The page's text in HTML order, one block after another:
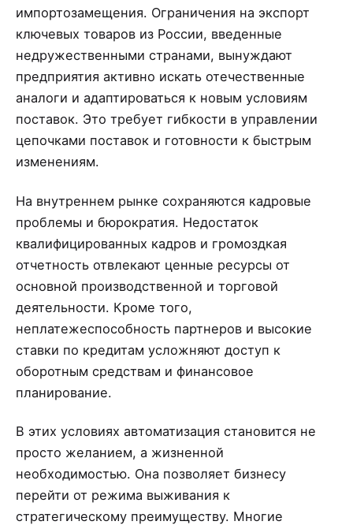
импортозамещения. Ограничения на экспорт
ключевых товаров из России, введенные
недружественными странами, вынуждают
предприятия активно искать отечественные
аналоги и адаптироваться к новым условиям
поставок. Это требует гибкости в управлении
цепочками поставок и готовности к быстрым
изменениям.
На внутреннем рынке сохраняются кадровые
проблемы и бюрократия. Недостаток
квалифицированных кадров и громоздкая
отчетность отвлекают ценные ресурсы от
основной производственной и торговой
деятельности. Кроме того,
неплатежеспособность партнеров и высокие
ставки по кредитам усложняют доступ к
оборотным средствам и финансовое
планирование.
В этих условиях автоматизация становится не
просто желанием, а жизненной
необходимостью. Она позволяет бизнесу
перейти от режима выживания к
стратегическому преимуществу. Многие